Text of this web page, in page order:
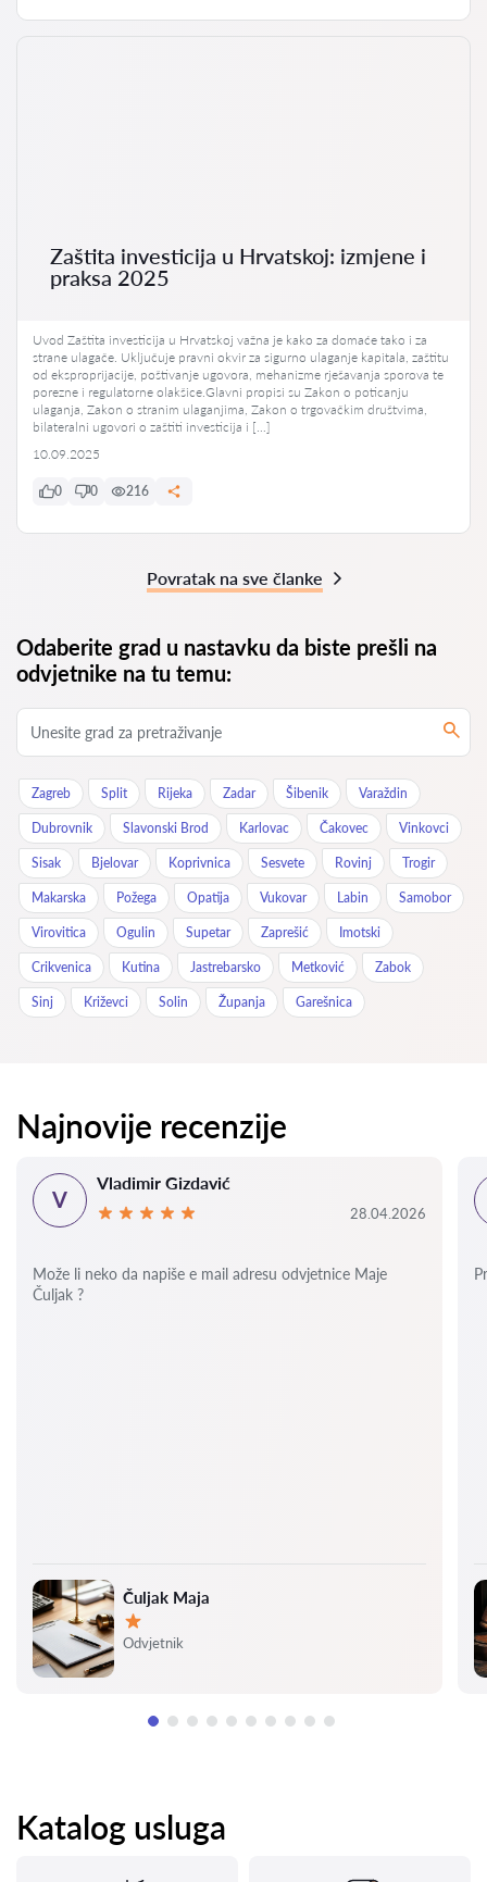
Zaštita investicija u Hrvatskoj: izmjene i
praksa 2025
Uvod Zaštita investicija u Hrvatskoj važna je kako za domaće tako i za
strane ulagače. Uključuje pravni okvir za sigurno ulaganje kapitala, zaštitu
od eksproprijacije, poštivanje ugovora, mehanizme rješavanja sporova te
porezne i regulatorne olakšice.Glavni propisi su Zakon o poticanju
ulaganja, Zakon o stranim ulaganjima, Zakon o trgovačkim društvima,
bilateralni ugovori o zaštiti investicija i […]
10.09.2025
0 0 216
Povratak na sve članke
Odaberite grad u nastavku da biste prešli na
odvjetnike na tu temu:
Zagreb Split Rijeka Zadar Šibenik Varaždin
Dubrovnik Slavonski Brod Karlovac Čakovec Vinkovci
Sisak Bjelovar Koprivnica Sesvete Rovinj Trogir
Makarska Požega Opatija Vukovar Labin Samobor
Virovitica Ogulin Supetar Zaprešić Imotski
Crikvenica Kutina Jastrebarsko Metković Zabok
Sinj Križevci Solin Županja Garešnica
Najnovije recenzije
Čuljak Maja
Ocjena:
Odvjetnik
V
Vladimir Gizdavić
28.04.2026
Može li neko da napiše e mail adresu odvjetnice Maje
Čuljak ?
Katalog usluga